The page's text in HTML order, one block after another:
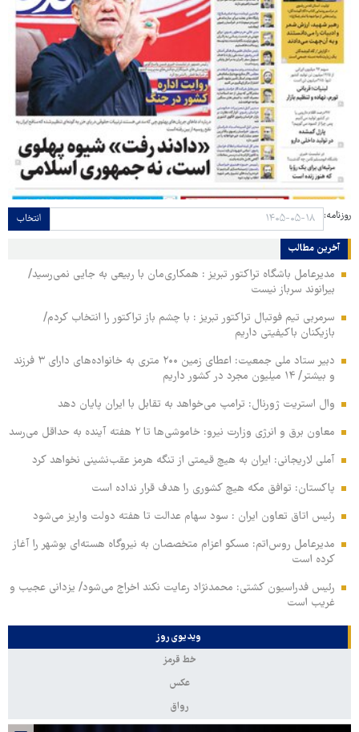
روزنامه: انتخاب
آخرین مطالب
مدیرعامل باشگاه تراکتور تبریز : همکاری‌مان با ربیعی به جایی نمی‌رسید/
بیرانوند سرباز نیست
سرمربی تیم فوتبال تراکتور تبریز : با چشم باز تراکتور را انتخاب کردم/
بازیکنان باکیفیتی داریم
دبیر ستاد ملی جمعیت: اعطای زمین ۲۰۰ متری به خانواده‌های دارای ۳ فرزند
و بیشتر/ ۱۴ میلیون مجرد در کشور داریم
وال‌ استریت ژورنال: ترامپ می‌خواهد به تقابل با ایران پایان دهد
معاون برق و انرژی وزارت نیرو: خاموشی‌ها تا ۲ هفته آینده به حداقل می‌رسد
آملی‌ لاریجانی: ایران به هیچ قیمتی از تنگه هرمز عقب‌نشینی نخواهد کرد
پاکستان: توافق مکه هیچ کشوری را هدف قرار نداده است
رئیس اتاق تعاون ایران : سود سهام عدالت تا هفته دولت واریز می‌شود
مدیرعامل روس‌اتم: مسکو اعزام متخصصان به نیروگاه هسته‌ای بوشهر را آغاز
کرده‌ است
رئیس فدراسیون کشتی: محمدنژاد رعایت نکند اخراج می‌شود/ یزدانی عجیب و
غریب است
ویدیوی روز
خط قرمز
عکس
رواق